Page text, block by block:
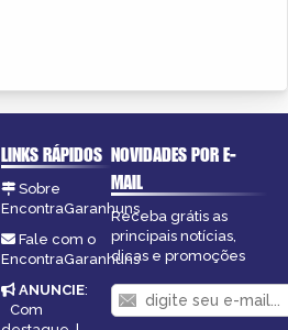
LINKS RÁPIDOS
Sobre
EncontraGaranhuns
Fale com o
EncontraGaranhuns
ANUNCIE:
Com
NOVIDADES POR E-
MAIL
Receba grátis as
principais notícias,
dicas e promoções